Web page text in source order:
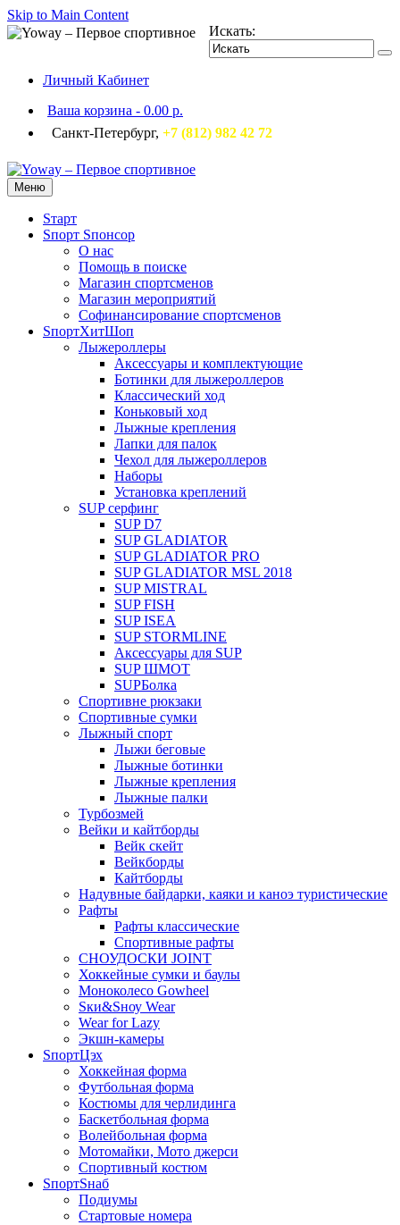
Skip to Main Content
Искать:
Личный Кабинет
Ваша корзина - 0.00 р.
Санкт-Петербург, +7 (812) 982 42 72
Меню
Sтарт
Sпорт Sпонсор
О нас
Помощь в поиске
Магазин спортсменов
Магазин мероприятий
Софинансирование спортсменов
SпортХитШоп
Лыжероллеры
Аксессуары и комплектующие
Ботинки для лыжероллеров
Классический ход
Коньковый ход
Лыжные крепления
Лапки для палок
Чехол для лыжероллеров
Наборы
Установка креплений
SUP серфинг
SUP D7
SUP GLADIATOR
SUP GLADIATOR PRO
SUP GLADIATOR MSL 2018
SUP MISTRAL
SUP FISH
SUP ISEA
SUP STORMLINE
Аксессуары для SUP
SUP ШМОТ
SUPБолка
Спортивне рюкзаки
Спортивные сумки
Лыжный спорт
Лыжи беговые
Лыжные ботинки
Лыжные крепления
Лыжные палки
Турбозмей
Вейки и кайтборды
Вейк скейт
Вейкборды
Кайтборды
Надувные байдарки, каяки и каноэ туристические
Рафты
Рафты классические
Спортивные рафты
СНОУДОСКИ JOINT
Хоккейные сумки и баулы
Моноколесо Gowheel
Sки&Sноу Wear
Wear for Lazy
Экшн-камеры
SпортЦэх
Хоккейная форма
Футбольная форма
Костюмы для черлидинга
Баскетбольная форма
Волейбольная форма
Мотомайки, Мото джерси
Спортивный костюм
SпортSнаб
Подиумы
Стартовые номера